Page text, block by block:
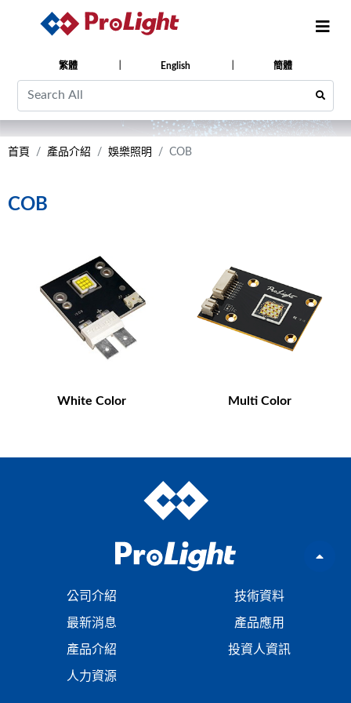
繁體 English 簡體
首頁 產品介紹 娛樂照明 COB
COB
White Color Multi Color
公司介紹
最新消息
產品介紹
技術資料
產品應用
投資人資訊
人力資源